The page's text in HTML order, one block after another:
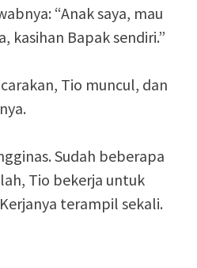
“Anak saya, mau
kasihan Bapak sendiri.”
Tio muncul, dan
Sudah beberapa
Tio bekerja untuk
terampil sekali.